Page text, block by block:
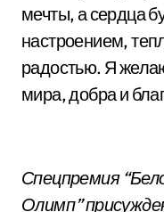
мечты, а сердца
настроением,
радостью. Я
мира, добра и
Спецпремия
Олимп”